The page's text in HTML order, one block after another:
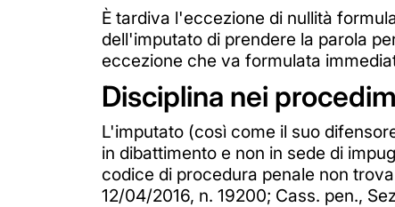
È tardiva l'eccezione di nullità
dell'imputato di prendere la parola
eccezione che va formulata
Disciplina nei
L'imputato (così come il suo
in dibattimento e non in sede di
codice di procedura penale non
12/04/2016, n. 19200; Cass. pen.,